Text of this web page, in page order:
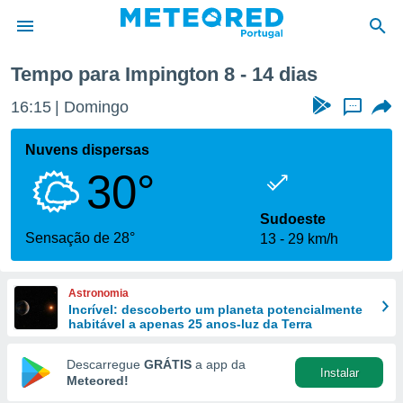
da
foi
fornecidas
a este
das
e
forma
digital
Tempo para Impington 8 - 14 dias
16:15 Domingo ...
Nuvens dispersas
30°
Sensação de 28°
Sudoeste
13
29 km/h
Astronomia
Incrível: descoberto um planeta potencialmente
habitável a apenas 25 anos-luz da Terra
Descarregue GRÁTIS a app da
Meteored!
Instalar